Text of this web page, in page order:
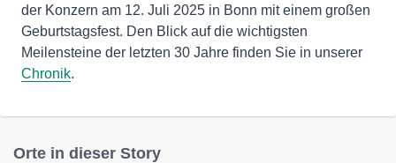
der Konzern am 12. Juli 2025 in Bonn mit einem großen
Geburtstagsfest. Den Blick auf die wichtigsten
Meilensteine der letzten 30 Jahre finden Sie in unserer
Chronik.
Orte in dieser Story